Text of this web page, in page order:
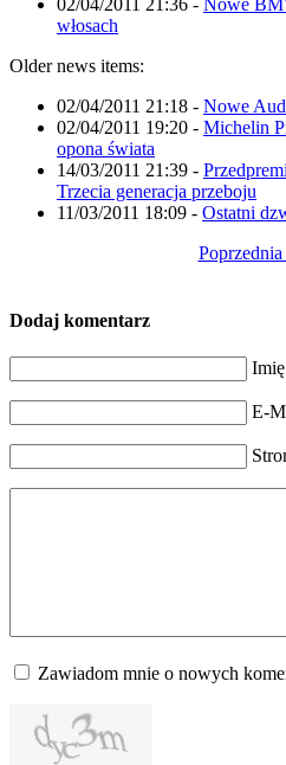
włosach
Older news items:
02/04/2011 21:18 - Nowe
02/04/2011 19:20 - Michelin
opona świata
14/03/2011 21:39 -
Trzecia generacja przeboju
11/03/2011 18:09 - Ostatni
Poprzednia
Dodaj komentarz
E-
Zawiadom mnie o nowych